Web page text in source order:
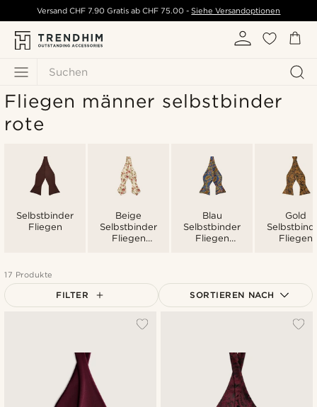
Suchen
Versand CHF 7.90 Gratis ab CHF 75.00 - Siehe Versandoptionen
Fliegen männer selbstbinder
rote
Selbstbinder
Fliegen
Beige
Selbstbinder
Fliegen
Blau
Selbstbinder
Fliegen
Gold
Fliegen
17 Produkte
FILTER SORTIEREN NACH
Niedrigster Preis
Höchster Preis